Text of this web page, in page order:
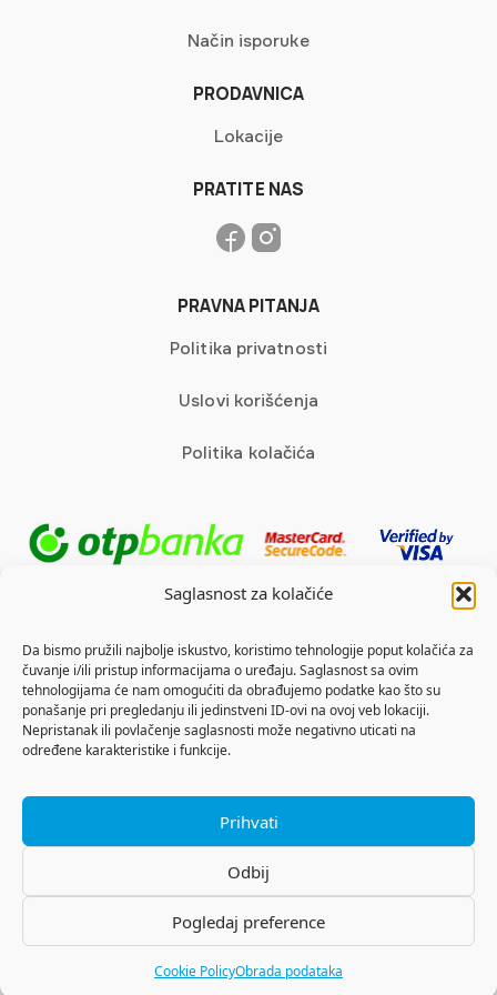
Saglasnost za kolačiće
Da bismo pružili najbolje iskustvo, koristimo tehnologije poput kolačića za
čuvanje i/ili pristup informacijama o uređaju. Saglasnost sa ovim
tehnologijama će nam omogućiti da obrađujemo podatke kao što su
ponašanje pri pregledanju ili jedinstveni ID-ovi na ovoj veb lokaciji.
Nepristanak ili povlačenje saglasnosti može negativno uticati na
određene karakteristike i funkcije.
Prihvati
Odbij
Pogledaj preference
Cookie PolicyObrada podataka
Način isporuke
PRODAVNICA
Lokacije
PRATITE NAS
PRAVNA PITANJA
Politika privatnosti
Uslovi korišćenja
Politika kolačića